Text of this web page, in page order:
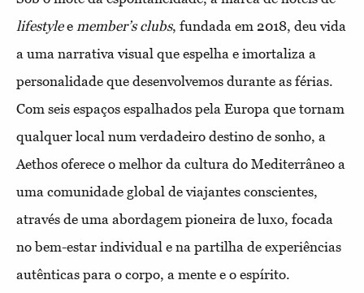
lifestylee member’s clubs, fundada em 2018, deu vida
a uma narrativa visual que espelha e imortaliza a
personalidade que desenvolvemos durante as férias.
Com seis espaços espalhados pela Europa que tornam
qualquer local num verdadeiro destino de sonho, a
Aethos oferece o melhor da cultura do Mediterrâneo a
uma comunidade global de viajantes conscientes,
através de uma abordagem pioneira de luxo, focada
no bem-estar individual e na partilha de experiências
autênticas para o corpo, a mente e o espírito.